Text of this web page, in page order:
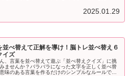
2025.01.29
並べ替えて正解を導け！脳トレ並べ替え６
イズ
、言葉を並べ替えて遊ぶ「並べ替えクイズ」に挑
ませんか？バラバラになった文字を正しく並べ替
味のある言葉を作るだけのシンプルなルールです